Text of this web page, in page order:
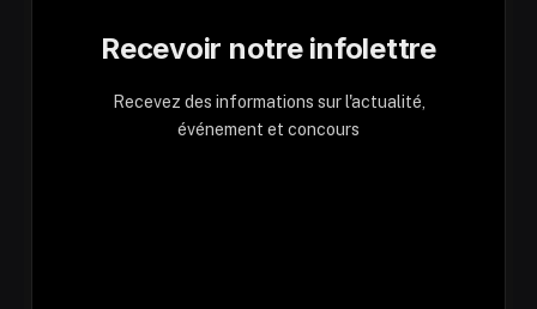
Recevoir notre infolettre
Recevez des informations sur l'actualité,
événement et concours